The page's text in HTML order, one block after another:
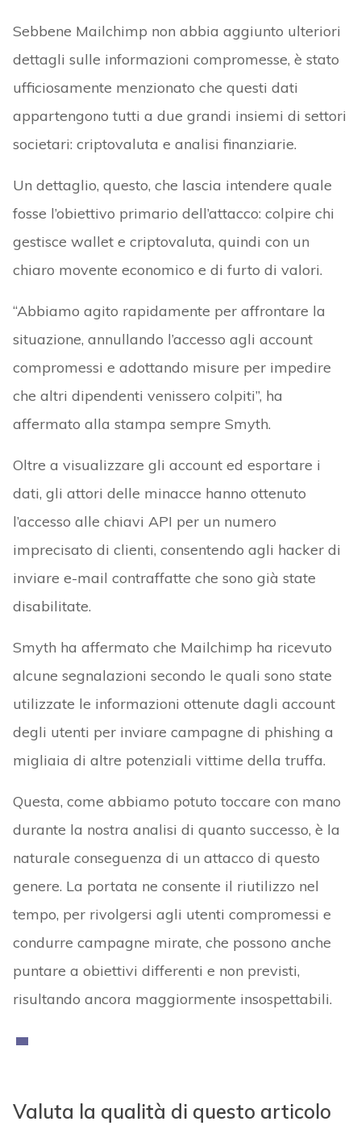
Sebbene Mailchimp non abbia aggiunto ulteriori
dettagli sulle informazioni compromesse, è stato
ufficiosamente menzionato che questi dati
appartengono tutti a due grandi insiemi di settori
societari: criptovaluta e analisi finanziarie.
Un dettaglio, questo, che lascia intendere quale
fosse l’obiettivo primario dell’attacco: colpire chi
gestisce wallet e criptovaluta, quindi con un
chiaro movente economico e di furto di valori.
“Abbiamo agito rapidamente per affrontare la
situazione, annullando l’accesso agli account
compromessi e adottando misure per impedire
che altri dipendenti venissero colpiti”, ha
affermato alla stampa sempre Smyth.
Oltre a visualizzare gli account ed esportare i
dati, gli attori delle minacce hanno ottenuto
l’accesso alle chiavi API per un numero
imprecisato di clienti, consentendo agli hacker di
inviare e-mail contraffatte che sono già state
disabilitate.
Smyth ha affermato che Mailchimp ha ricevuto
alcune segnalazioni secondo le quali sono state
utilizzate le informazioni ottenute dagli account
degli utenti per inviare campagne di phishing a
migliaia di altre potenziali vittime della truffa.
Questa, come abbiamo potuto toccare con mano
durante la nostra analisi di quanto successo, è la
naturale conseguenza di un attacco di questo
genere. La portata ne consente il riutilizzo nel
tempo, per rivolgersi agli utenti compromessi e
condurre campagne mirate, che possono anche
puntare a obiettivi differenti e non previsti,
risultando ancora maggiormente insospettabili.
Valuta la qualità di questo articolo